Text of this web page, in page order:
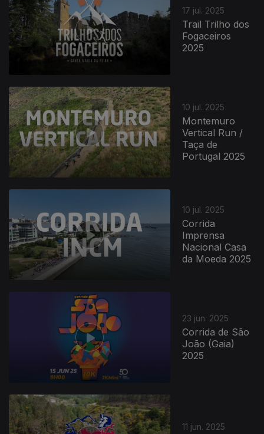
17 jul. 2025
Trail Trilho dos
Fogaceiros
2025
10 jul. 2025
Montemuro
Vertical Run /
Taça de
Portugal 2025
10 jul. 2025
Corrida
Imprensa
Nacional Casa
da Moeda 2025
23 jun. 2025
Corrida de São
João (Gaia)
2025
11 jun. 2025